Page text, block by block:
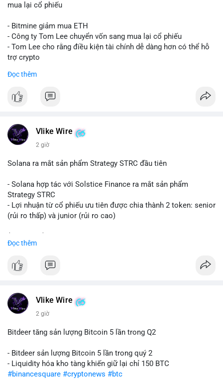
mua lại cổ phiếu
- Bitmine giảm mua ETH
- Công ty Tom Lee chuyển vốn sang mua lại cổ phiếu
- Tom Lee cho rằng điều kiện tài chính dễ dàng hơn có thể hỗ
trợ crypto
nghỉ tháng 8
#binancesquare
#vlikevn #titanbot
📰 Nguồn: CoinDesk
Đọc thêm
Vlike Wire
2 giờ
Solana ra mắt sản phẩm Strategy STRC đầu tiên
- Solana hợp tác với Solstice Finance ra mắt sản phẩm
Strategy STRC
- Lợi nhuận từ cổ phiếu ưu tiên được chia thành 2 token: senior
(rủi ro thấp) và junior (rủi ro cao)
Đọc thêm
Vlike Wire
2 giờ
Bitdeer tăng sản lượng Bitcoin 5 lần trong Q2
- Bitdeer sản lượng Bitcoin 5 lần trong quý 2
- Liquidity hóa kho tàng khiến giữ lại chỉ 150 BTC
#binancesquare #cryptonews #btc